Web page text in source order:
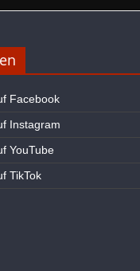
Facebook
Instagram
YouTube
TikTok